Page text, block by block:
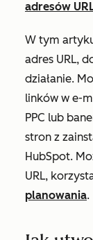
adresów
W tym
adres URL,
działanie.
linków w e-
PPC lub
stron z
HubSpot.
URL,
planowania.